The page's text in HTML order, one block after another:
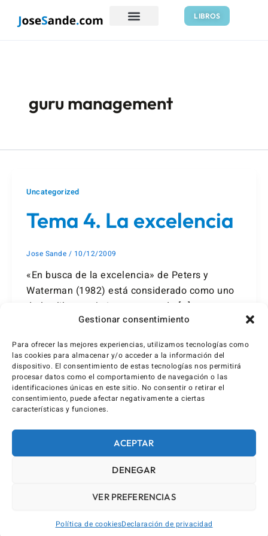
Gestionar consentimiento
Para ofrecer las mejores experiencias, utilizamos tecnologías como
las cookies para almacenar y/o acceder a la información del
dispositivo. El consentimiento de estas tecnologías nos permitirá
procesar datos como el comportamiento de navegación o las
identificaciones únicas en este sitio. No consentir o retirar el
consentimiento, puede afectar negativamente a ciertas
características y funciones.
ACEPTAR
DENEGAR
VER PREFERENCIAS
Política de cookiesDeclaración de privacidad
LIBROS
guru management
Uncategorized
Tema 4. La excelencia
Jose Sande / 10/12/2009
«En busca de la excelencia» de Peters y
Waterman (1982) está considerado como uno
de los libros más importantes de […]